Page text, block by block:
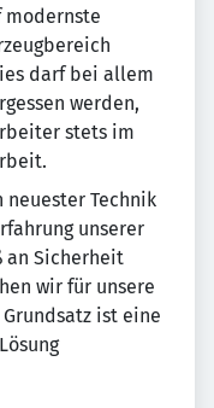
modernste
darf bei allem
werden,
stets im
neuester Technik
unserer
an Sicherheit
wir für unsere
ist eine